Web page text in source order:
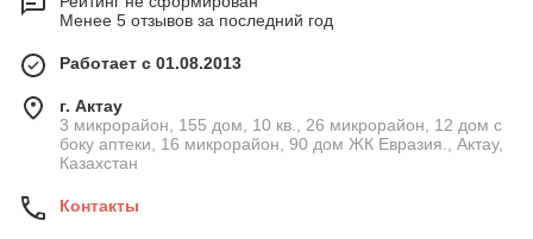
Менее 5 отзывов за последний год
Работает с 01.08.2013
г. Актау
3 микрорайон, 155 дом, 10 кв., 26 микрорайон, 12 дом с
боку аптеки, 16 микрорайон, 90 дом ЖК Евразия., Актау,
Казахстан
Контакты